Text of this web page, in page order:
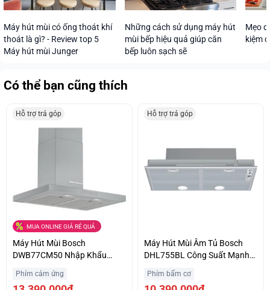
Máy hút mùi có ống thoát khí
thoát là gì? - Review top 5
Máy hút mùi Junger
Những cách sử dụng máy hút
mùi bếp hiệu quả giúp căn
bếp luôn sạch sẽ
Mẹo
kiệm
Có thể bạn cũng thích
Hỗ trợ trả góp
MUA ONLINE GIÁ RẺ QUÁ
Máy Hút Mùi Bosch
DWB77CM50 Nhập Khẩu
Tốt Hỗ Trợ Trả Góp
Phím cảm ứng
Hỗ trợ trả góp
Máy Hút Mùi Âm Tủ Bosch
DHL755BL Công Suất Mạnh
Phím bấm cơ